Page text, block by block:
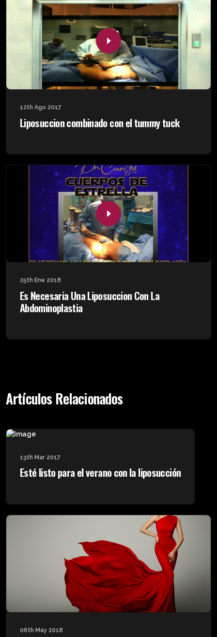
12th Ago 2017
Liposuccion combinado con el tummy tuck
25th Ene 2018
Es Necesaria Una Liposuccion Con La
Abdominoplastia
Artículos Relacionados
13th Mar 2017
Esté listo para el verano con la liposucción
06th May 2018